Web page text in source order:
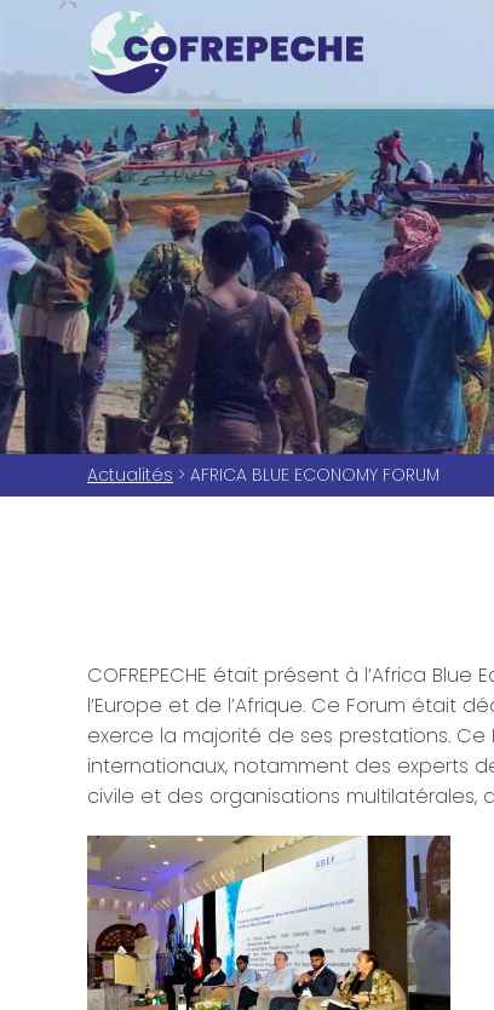
Actualités > AFRICA BLUE ECONOMY FORUM
COFREPECHE était présent à l’Africa
l’Europe et de l’Afrique. Ce Forum était
exerce la majorité de ses prestations. Ce
internationaux, notamment des experts
civile et des organisations